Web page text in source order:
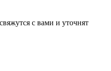
с вами и уточнят